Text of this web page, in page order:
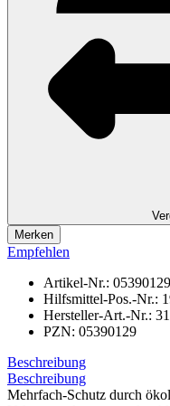
Merken
Empfehlen
Artikel-Nr.: 05390129
Hilfsmittel-Pos.-Nr.:
Hersteller-Art.-Nr.:
PZN: 05390129
Beschreibung
Beschreibung
Mehrfach-Schutz durch